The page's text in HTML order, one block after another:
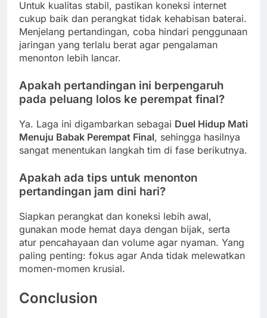
Untuk kualitas stabil, pastikan koneksi internet
cukup baik dan perangkat tidak kehabisan baterai.
Menjelang pertandingan, coba hindari penggunaan
jaringan yang terlalu berat agar pengalaman
menonton lebih lancar.
Apakah pertandingan ini berpengaruh
pada peluang lolos ke perempat final?
Ya. Laga ini digambarkan sebagai Duel Hidup Mati
Menuju Babak Perempat Final, sehingga hasilnya
sangat menentukan langkah tim di fase berikutnya.
Apakah ada tips untuk menonton
pertandingan jam dini hari?
Siapkan perangkat dan koneksi lebih awal,
gunakan mode hemat daya dengan bijak, serta
atur pencahayaan dan volume agar nyaman. Yang
paling penting: fokus agar Anda tidak melewatkan
momen-momen krusial.
Conclusion